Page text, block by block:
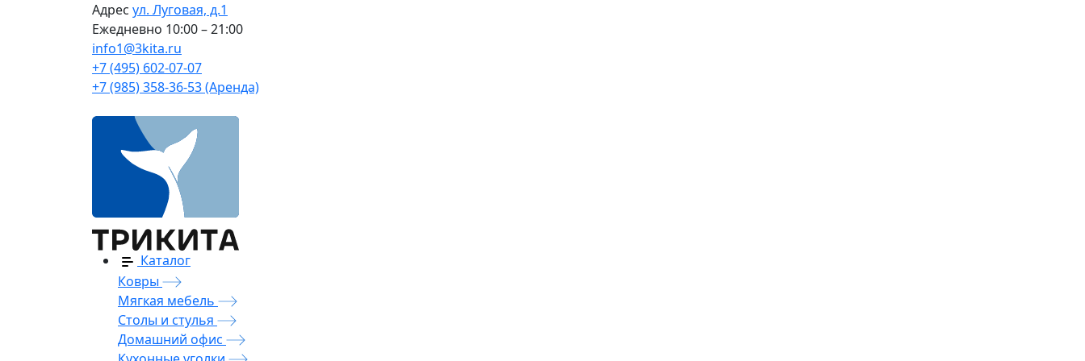
Адрес ул. Луговая, д.1
Ежедневно 10:00 – 21:00
info1@3kita.ru
+7 (495) 602-07-07
+7 (985) 358-36-53 (Аренда)
Каталог
Ковры
Мягкая мебель
Столы и стулья
Домашний офис